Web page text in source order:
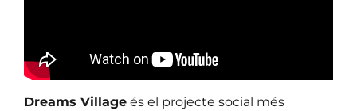
Dreams Village és el projecte social més